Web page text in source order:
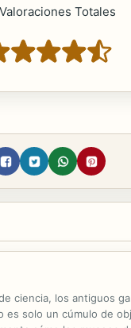
Totales
ciencia, los antiguos
solo un cúmulo de